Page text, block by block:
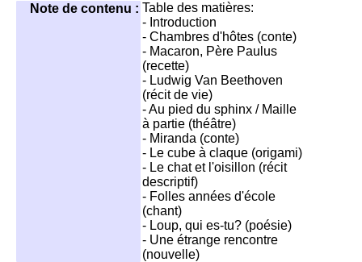
Note de contenu : Table des matières:
- Introduction
- Chambres d'hôtes (conte)
- Macaron, Père Paulus
(recette)
- Ludwig Van Beethoven
(récit de vie)
- Au pied du sphinx / Maille
à partie (théâtre)
- Miranda (conte)
- Le cube à claque (origami)
- Le chat et l'oisillon (récit
descriptif)
- Folles années d'école
(chant)
- Loup, qui es-tu? (poésie)
- Une étrange rencontre
(nouvelle)